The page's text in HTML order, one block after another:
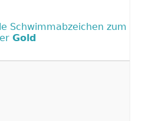
Schwimmabzeichen zum
Gold